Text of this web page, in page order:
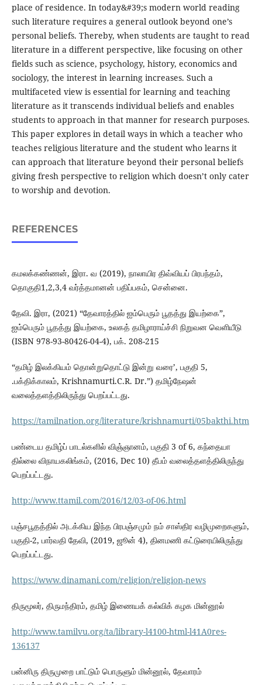
place of residence. In today&#39;s modern world reading
such literature requires a general outlook beyond one’s
personal beliefs. Thereby, when students are taught to read
literature in a different perspective, like focusing on other
fields such as science, psychology, history, economics and
sociology, the interest in learning increases. Such a
multifaceted view is essential for learning and teaching
literature as it transcends individual beliefs and enables
students to approach in that manner for research purposes.
This paper explores in detail ways in which a teacher who
teaches religious literature and the student who learns it
can approach that literature beyond their personal beliefs
giving fresh perspective to religion which doesn’t only cater
to worship and devotion.
REFERENCES
கமலக்கண்ணன், இரா. வ (2019), நாலாயிர திவ்வியப் பிரபந்தம்,
தொகுதி1,2,3,4 வர்த்தமானன் பதிப்பகம், சென்னை.
தேவி. இரா, (2021) “தேவாரத்தில் ஐம்பெரும் பூதத்து இயற்கை”,
ஐம்பெரும் பூதத்து இயற்கை, உலகத் தமிழாராய்ச்சி நிறுவன வெளியீடு
(ISBN 978-93-80426-04-4), பக். 208-215
“தமிழ் இலக்கியம் தொன்றுதொட்டு இன்று வரை’, பகுதி 5,
.பக்திக்காலம், Krishnamurti.C.R. Dr.”) தமிழ்நேஷன்
வலைத்தளத்திலிருந்து பெறப்பட்டது.
https://tamilnation.org/literature/krishnamurti/05bakthi.htm
பண்டைய தமிழ்ப் பாடல்களில் விஞ்ஞானம், பகுதி 3 of 6, கந்தையா
தில்லை விநாயகலிங்கம், (2016, Dec 10) தீபம் வலைத்தளத்திலிருந்து
பெறப்பட்டது.
http://www.ttamil.com/2016/12/03-of-06.html
பஞ்சபூதத்தில் அடக்கிய இந்த பிரபஞ்சமும் நம் சாஸ்திர வழிமுறைகளும்,
பகுதி-2, பார்வதி தேவி, (2019, ஜூன் 4), தினமணி கட்டுரையிலிருந்து
பெறப்பட்டது.
https://www.dinamani.com/religion/religion-news
திருமூலர், திருமந்திரம், தமிழ் இணையக் கல்விக் கழக மின்னூல்
http://www.tamilvu.org/ta/library-l4100-html-l41A0res-
136137
பன்னிரு திருமுறை பாட்டும் பொருளும் மின்னூல், தேவாரம்